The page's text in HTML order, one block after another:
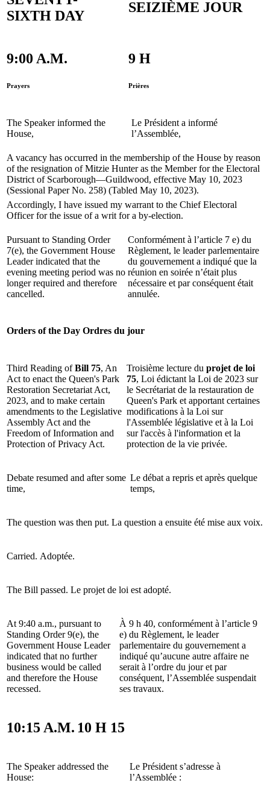
SIXTH DAY
SEIZIÈME JOUR
9:00 A.M.
Prayers
9 H
Prières
The Speaker informed the
House,
Le Président a informé
l’Assemblée,
A vacancy has occurred in the membership of the House by reason
of the resignation of Mitzie Hunter as the Member for the Electoral
District of Scarborough—Guildwood, effective May 10, 2023
(Sessional Paper No. 258) (Tabled May 10, 2023).
Accordingly, I have issued my warrant to the Chief Electoral
Officer for the issue of a writ for a by-election.
Pursuant to Standing Order
7(e), the Government House
Leader indicated that the
evening meeting period was no
longer required and therefore
cancelled.
Conformément à l’article 7 e) du
Règlement, le leader parlementaire
du gouvernement a indiqué que la
réunion en soirée n’était plus
nécessaire et par conséquent était
annulée.
Orders of the Day Ordres du jour
Third Reading ofBill 75, An
Act to enact the Queen's Park
Restoration Secretariat Act,
2023, and to make certain
amendments to the Legislative
Assembly Act and the
Freedom of Information and
Protection of Privacy Act.
Troisième lecture du projet de loi
75, Loi édictant la Loi de 2023 sur
le Secrétariat de la restauration de
Queen's Park et apportant certaines
modifications à la Loi sur
l'Assemblée législative et à la Loi
sur l'accès à l'information et la
protection de la vie privée.
Debate resumed and after some
time,
Le débat a repris et après quelque
temps,
The question was then put. La question a ensuite été mise aux voix.
Carried. Adoptée.
The Bill passed. Le projet de loi est adopté.
At 9:40 a.m., pursuant to
Standing Order 9(e), the
Government House Leader
indicated that no further
business would be called
and therefore the House
recessed.
À 9 h 40, conformément à l’article 9
e) du Règlement, le leader
parlementaire du gouvernement a
indiqué qu’aucune autre affaire ne
serait à l’ordre du jour et par
conséquent, l’Assemblée suspendait
ses travaux.
10:15 A.M. 10 H 15
The Speaker addressed the
House:
Le Président s’adresse à
l’Assemblée :